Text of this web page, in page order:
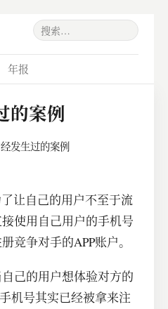
年报
的案例
发生过的案例
让自己的用户不至于流
使用自己用户的手机号
竞争对手的APP账户。
己的用户想体验对方的
机号其实已经被拿来注